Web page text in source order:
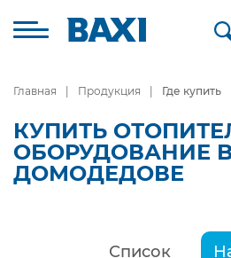
Главная Продукция Где купить
КУПИТЬ
ОБОРУДОВАНИЕ
ДОМОДЕДОВЕ
Список